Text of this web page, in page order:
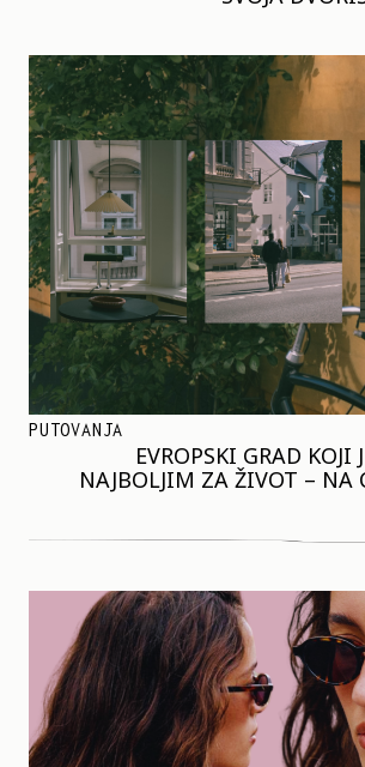
PUTOVANJA
EVROPSKI GRAD KOJI
NAJBOLJIM ZA ŽIVOT – NA